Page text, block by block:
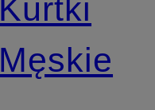
Kurtki
Męskie